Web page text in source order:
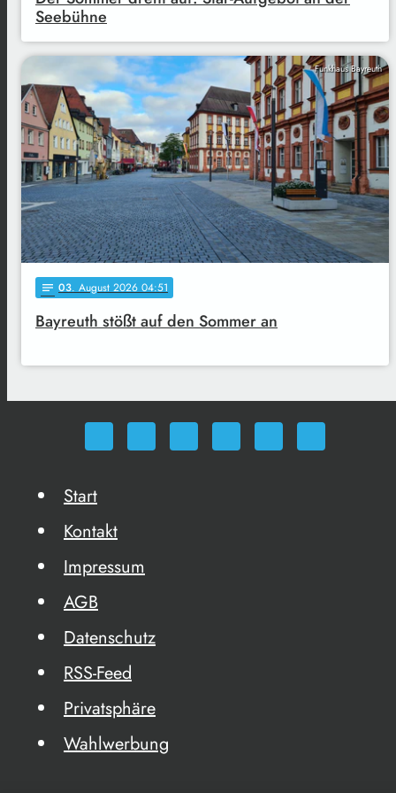
Seebühne
Funkhaus Bayreuth
notes 03. August 2026 04:51
Bayreuth stößt auf den Sommer an
Start
Kontakt
Impressum
AGB
Datenschutz
RSS-Feed
Privatsphäre
Wahlwerbung